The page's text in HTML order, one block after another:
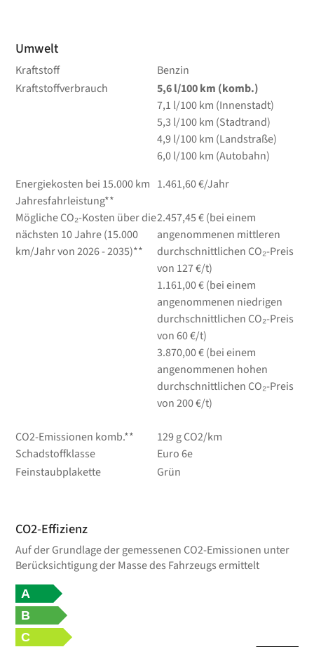
Umwelt
Kraftstoff
Benzin
Kraftstoffverbrauch
5,6l/100 km (komb.)
7,1 l/100 km (Innenstadt)
5,3 l/100 km (Stadtrand)
4,9l/100 km (Landstraße)
6,0l/100 km (Autobahn)
Energiekosten bei 15.000 km
Jahresfahrleistung**
1.461,60 €/Jahr
Mögliche CO₂-Kosten über die
nächsten 10 Jahre (15.000
km/Jahr von 2026 - 2035)**
2.457,45 € (bei einem
angenommenen mittleren
durchschnittlichen CO₂-Preis
von 127 €/t)
1.161,00 € (bei einem
angenommenen niedrigen
durchschnittlichen CO₂-Preis
von 60 €/t)
3.870,00 € (bei einem
angenommenen hohen
durchschnittlichen CO₂-Preis
von 200 €/t)
CO2-Emissionen komb.**
129 g CO2/km
Schadstoffklasse
Euro 6e
Feinstaubplakette
Grün
CO2-Effizienz
Auf der Grundlage der gemessenen CO2-Emissionen unter
Berücksichtigung der Masse des Fahrzeugs ermittelt
A
B
C